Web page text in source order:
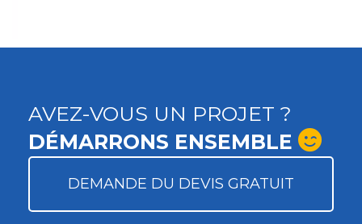
AVEZ-VOUS UN PROJET ?
DÉMARRONS ENSEMBLE
DEMANDE DU DEVIS GRATUIT